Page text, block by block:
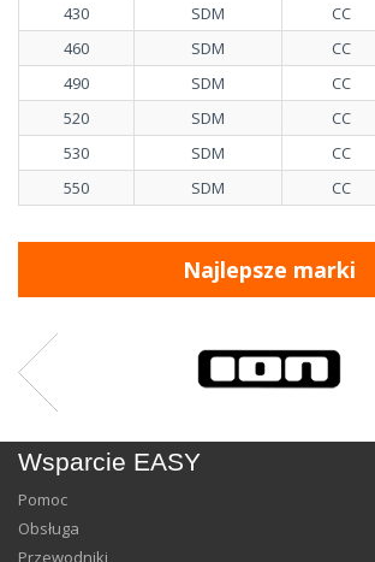
430
SDM CC
460
SDM CC
490
SDM CC
520
SDM CC
530
SDM CC
550
SDM CC
Najlepsze marki
Wsparcie EASY
Pomoc
Obsługa
Przewodniki